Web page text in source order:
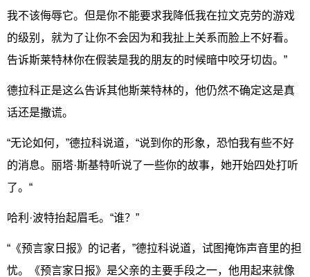
我不该侮辱它。但是你不能要求我降低我在拉文克劳的游戏
的级别，就为了让你不会因为和我扯上关系而脸上不好看。
告诉斯莱特林你在假装是我的朋友的时候暗中咬牙切齿。”
德拉科正是这么告诉其他斯莱特林的，他仍然不确定这是真
话还是撒谎。
“无论如何，”德拉科说道，“说到你的形象，恐怕我有些不好
的消息。丽塔·斯基特听说了一些你的故事，她开始四处打听
了。“
哈利·波特抬起眉毛。“谁？”
“《预言家日报》的记者，”德拉科说道，试图掩饰声音里的担
忧。《预言家日报》是父亲的主要手段之一，他用起来就像